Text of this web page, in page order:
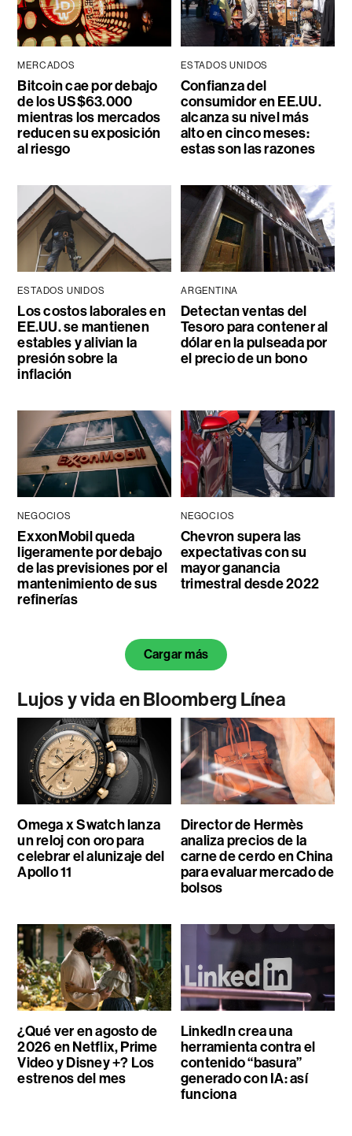
MERCADOS
Bitcoin cae por debajo
de los US$63.000
mientras los mercados
reducen su exposición
al riesgo
ESTADOS UNIDOS
Confianza del
consumidor en EE.UU.
alcanza su nivel más
alto en cinco meses:
estas son las razones
ESTADOS UNIDOS
Los costos laborales en
EE.UU. se mantienen
estables y alivian la
presión sobre la
inflación
ARGENTINA
Detectan ventas del
Tesoro para contener al
dólar en la pulseada por
el precio de un bono
NEGOCIOS
ExxonMobil queda
ligeramente por debajo
de las previsiones por el
mantenimiento de sus
refinerías
NEGOCIOS
Chevron supera las
expectativas con su
mayor ganancia
trimestral desde 2022
Cargar más
Lujos y vida en Bloomberg Línea
Omega x Swatch lanza
un reloj con oro para
celebrar el alunizaje del
Apollo 11
Director de Hermès
analiza precios de la
carne de cerdo en China
para evaluar mercado de
bolsos
¿Qué ver en agosto de
2026 en Netflix, Prime
Video y Disney +? Los
estrenos del mes
LinkedIn crea una
herramienta contra el
contenido “basura”
generado con IA: así
funciona